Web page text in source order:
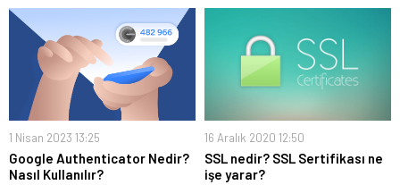
1 Nisan 2023 13:25
Google Authenticator Nedir?
Nasıl Kullanılır?
16 Aralık 2020 12:50
SSL nedir? SSL Sertifikası ne
işe yarar?